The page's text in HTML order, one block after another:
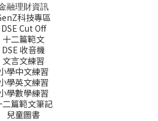
融理財資訊
科技專區
DSE Cut Off
十二篇範文
DSE 收音機
文言文練習
學中文練習
學英文練習
學數學練習
二篇範文筆記
兒童圖書